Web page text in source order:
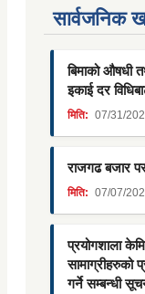
सार्वजनिक
बिमाको औषधी
इकाई दर
मिति: 07/31/
राजगढ बजार
मिति: 07/07/
प्रयोगशाला
सामाग्रीहरुको
गर्ने सम्बन्धी